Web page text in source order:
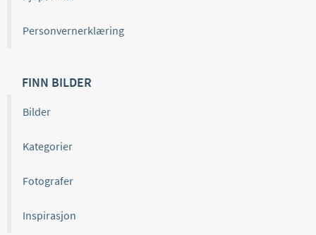
Personvernerklæring
FINN BILDER
Bilder
Kategorier
Fotografer
Inspirasjon